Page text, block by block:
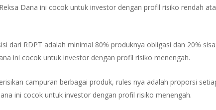
Dana ini cocok untuk investor dengan profil risiko rendah
dari RDPT adalah minimal 80% produknya obligasi dan 20%
ini cocok untuk investor dengan profil risiko menengah.
campuran berbagai produk, rules nya adalah proporsi
ini cocok untuk investor dengan profil risiko menengah.